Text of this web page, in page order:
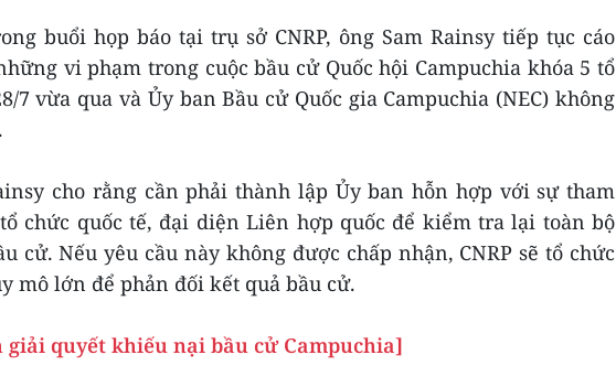
buổi họp báo tại trụ sở CNRP, ông Sam Rainsy tiếp tục cáo
vi phạm trong cuộc bầu cử Quốc hội Campuchia khóa 5 tổ
7 vừa qua và Ủy ban Bầu cử Quốc gia Campuchia (NEC) không
cho rằng cần phải thành lập Ủy ban hỗn hợp với sự tham
chức quốc tế, đại diện Liên hợp quốc để kiểm tra lại toàn bộ
cử. Nếu yêu cầu này không được chấp nhận, CNRP sẽ tổ chức
mô lớn để phản đối kết quả bầu cử.
quyết khiếu nại bầu cử Campuchia]